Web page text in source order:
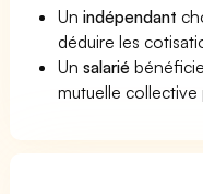
Unindépendant
déduire les
Unsalarié
mutuelle